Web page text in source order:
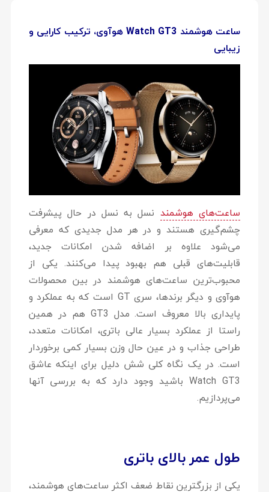
ساعت هوشمند Watch GT3 هوآوی، ترکیب کارایی و
زیبایی
ساعت‌های هوشمند نسل به نسل در حال پیشرفت
چشم‌گیری هستند و در هر مدل جدیدی که معرفی
می‌شود علاوه بر اضافه شدن امکانات جدید،
قابلیت‌های قبلی هم بهبود پیدا می‌کنند. یکی از
محبوب‌ترین ساعت‌های هوشمند در بین محصولات
هوآوی و دیگر برندها، سری GT است که به عملکرد و
پایداری بالا معروف است. مدل GT3 هم در همین
راستا از عملکرد بسیار عالی باتری، امکانات متعدد،
طراحی جذاب و در عین حال وزن بسیار کمی برخوردار
است. در یک نگاه کلی شش دلیل برای اینکه عاشق
Watch GT3 باشید وجود دارد که به بررسی آنها
می‌پردازیم.
طول عمر بالای باتری
یکی از بزرگترین نقاط ضعف اکثر ساعت‌های هوشمند،